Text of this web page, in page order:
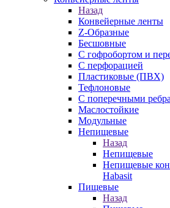
Назад
Конвейерные ленты
Z-Образные
Бесшовные
С гофробортом и
С перфорацией
Пластиковые (ПВХ)
Тефлоновые
С поперечными
Маслостойкие
Модульные
Непищевые
Назад
Непищевые
Непищевые
Habasit
Пищевые
Назад